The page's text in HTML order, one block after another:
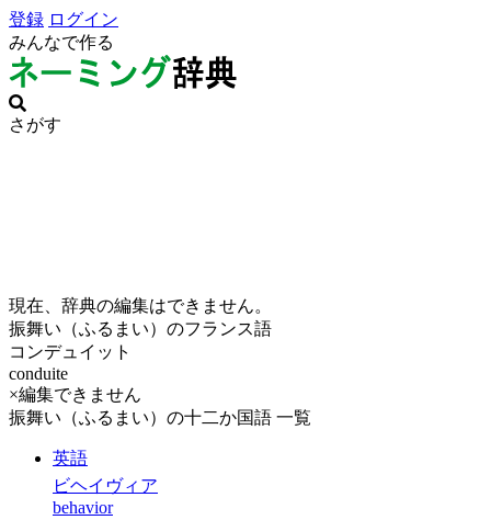
登録 ログイン
みんなで作る
さがす
現在、辞典の編集はできません。
振舞い（ふるまい）のフランス語
コンデュイット
conduite
×編集できません
振舞い（ふるまい）の十二か国語 一覧
英語
ビヘイヴィア
behavior